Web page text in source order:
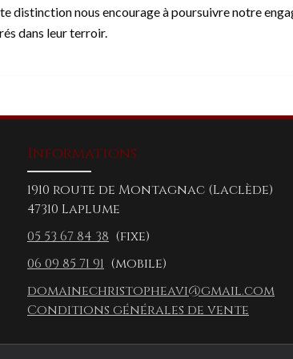
distinction nous encourage à poursuivre notre
dans leur terroir.
Informations
1910 route de Montagnac (Laclède)
47310 Laplume
05 53 67 84 38 (fixe)
06 09 85 71 91 (mobile)
domainechristopheavi@gmail.com
Conditions générales de vente